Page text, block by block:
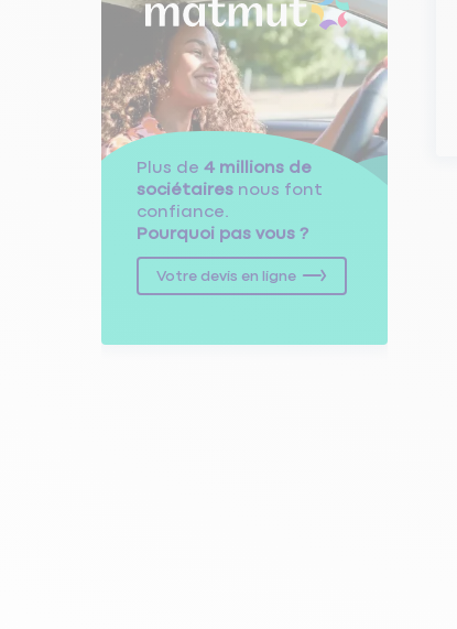
Plus de 4 millions de
sociétaires nous font
confiance.
Pourquoi pas vous ?
Votre devis en ligne